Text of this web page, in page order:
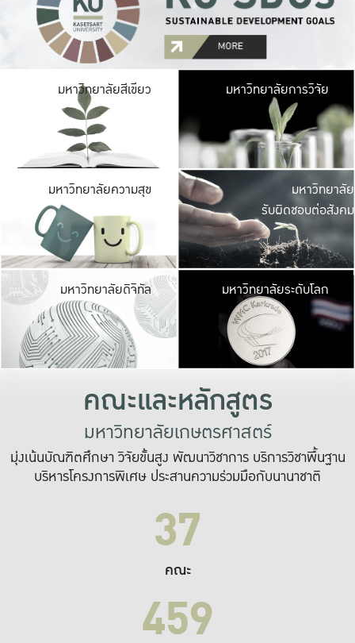
มหาวิทยาลัยสีเขียว มหาวิ
มีพื้นที่เขียวสดใส
เป็นป่าในเมือง เกษต
มหาวิทยาลัยการวิจัย
มหาวิทยาลัยความสุข มหาวิ
ค
เปิดประ
และพบเรื่องราวใ
มหาวิทยาลัย
รับผิดชอบต่อสังคม
มหาวิทยาลัยดิจิทัล มหาวิ
เปลี่ยนแปลง แล
เพื่อทำง
ระบบสารสนเทศ
มหาวิทยาลัยระดับโลก
คณะและหลักสูตร
มหาวิทยาลัยเกษตรศาสตร์
มุ่งเน้นบัณฑิตศึกษา วิจัยขั้นสูง พัฒนาวิชาการ บริการวิชาพื้นฐาน
บริหารโครงการพิเศษ ประสานความร่วมมือกับนานาชาติ
37
คณะ
459